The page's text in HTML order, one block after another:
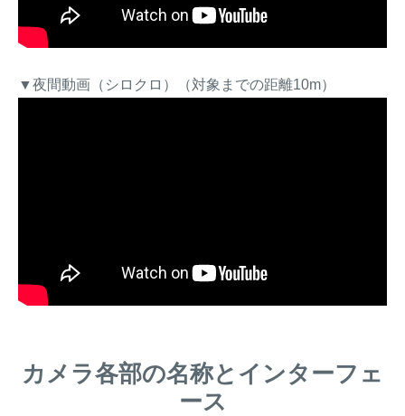
▼夜間動画（シロクロ）（対象までの距離10m）
カメラ各部の名称とインターフェ
ース